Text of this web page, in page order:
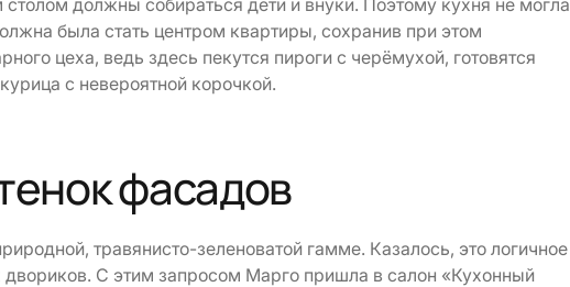
была стать центром квартиры, сохранив при этом
цеха, ведь здесь пекутся пироги с черёмухой, готовятся
с невероятной корочкой.
фасадов
травянисто-зеленоватой гамме. Казалось, это логичное
С этим запросом Марго пришла в салон «Кухонный